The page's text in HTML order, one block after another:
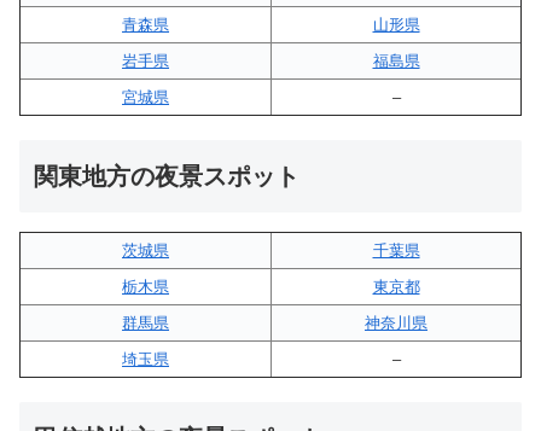
青森県
山形県
岩手県
福島県
宮城県
–
関東地方の夜景スポット
茨城県
千葉県
栃木県
東京都
群馬県
神奈川県
埼玉県
–